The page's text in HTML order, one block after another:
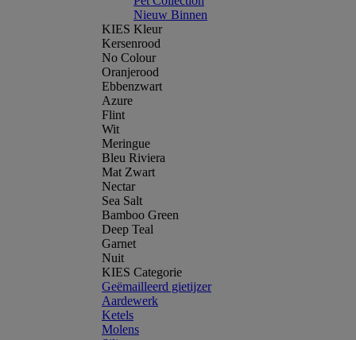
Nieuw Binnen
KIES Kleur
Kersenrood
No Colour
Oranjerood
Ebbenzwart
Azure
Flint
Wit
Meringue
Bleu Riviera
Mat Zwart
Nectar
Sea Salt
Bamboo Green
Deep Teal
Garnet
Nuit
KIES Categorie
Geëmailleerd gietijzer
Aardewerk
Ketels
Molens